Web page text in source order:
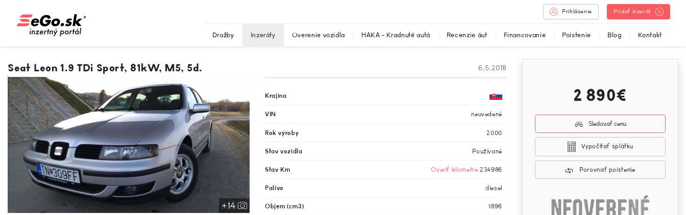
Prihlásenie Pridať inzerát
Dražby Inzeráty Overenie vozidla HAKA - Kradnuté autá Recenzie áut Financovanie Poistenie Blog Kontakt
Seat Leon 1.9 TDi Sport, 81kW, M5, 5d. 6.5.2018
+14
Krajina
VIN neuvedené
Rok výroby 2000
Stav vozidla Používané
Stav Km Overiť kilometre 234986
Palivo diesel
Objem (cm3) 1896
2 890€
Sledovať cenu
Vypočítať splátku
Porovnať poistenie